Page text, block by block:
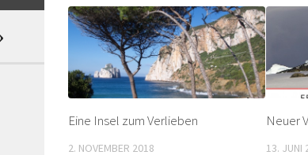
Eine Insel zum Verlieben
2. NOVEMBER 2018
Neuer
13. JUNI